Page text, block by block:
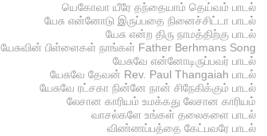
யெகோவா யீரே தந்தையாம் தெய்வம் பாடல்
யேசு என்னோடு இருப்பதை நினைச்சிட்டா பாடல்
யேசு என்ற திரு நாமத்திற்கு பாடல்
யேசுவின் பிள்ளைகள் நாங்கள் Father Berhmans Song
யேசுவே என்னோடிருப்பவர் பாடல்
யேசுவே தேவன் Rev. Paul Thangaiah பாடல்
யேசுவே ரட்சகா நின்னே நான் சிநேகிக்கும் பாடல்
லேசான காரியம் உமக்கது லேசான காரியம்
வாசல்களே உங்கள் தலைகளை பாடல்
விண்ணப்பத்தை கேட்பவரே பாடல்